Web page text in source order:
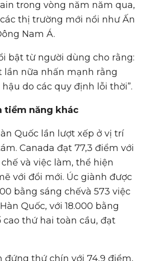
trong vòng năm năm qua,
thị trường mới nổi như Ấn
Nam Á.
bật từ người dùng cho rằng:
lần nữa nhấn mạnh rằng
do các quy định lỗi thời”.
tiềm năng khác
Quốc lần lượt xếp ở vị trí
Canada đạt 77,3 điểm với
và việc làm, thể hiện
với đổi mới. Úc giành được
bằng sáng chếvà 573 việc
Quốc, với 18.000 bằng
cao thứ hai toàn cầu, đạt
đứng thứ chín với 74,9 điểm,